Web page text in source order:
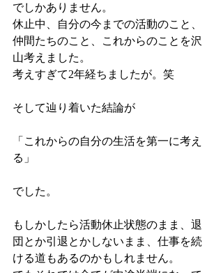
でしかありません。
休止中、自分の今までの活動のこと、
仲間たちのこと、これからのことを沢
山考えました。
考えすぎて2年経ちましたが。笑
そして辿り着いた結論が
「これからの自分の生活を第一に考え
る」
でした。
もしかしたら活動休止状態のまま、退
団とか引退とかしないまま、仕事を続
ける道もあるのかもしれません。